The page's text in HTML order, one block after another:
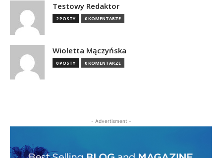
Testowy Redaktor
2 POSTY 0 KOMENTARZE
Wioletta Mączyńska
0 POSTY 0 KOMENTARZE
- Advertisment -